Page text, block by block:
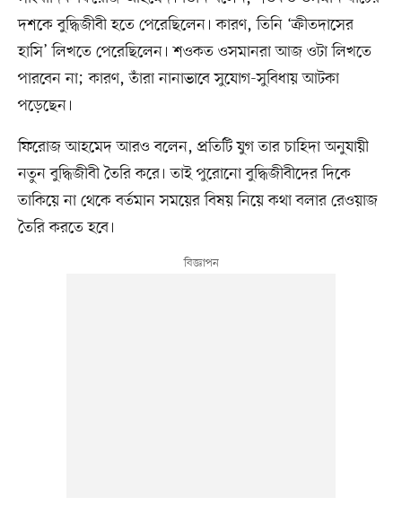
দশকে বুদ্ধিজীবী হতে পেরেছিলেন। কারণ, তিনি ‘ক্রীতদাসের
হাসি’ লিখতে পেরেছিলেন। শওকত ওসমানরা আজ ওটা লিখতে
পারবেন না; কারণ, তাঁরা নানাভাবে সুযোগ-সুবিধায় আটকা
পড়েছেন।
ফিরোজ আহমেদ আরও বলেন, প্রতিটি যুগ তার চাহিদা অনুযায়ী
নতুন বুদ্ধিজীবী তৈরি করে। তাই পুরোনো বুদ্ধিজীবীদের দিকে
তাকিয়ে না থেকে বর্তমান সময়ের বিষয় নিয়ে কথা বলার রেওয়াজ
তৈরি করতে হবে।